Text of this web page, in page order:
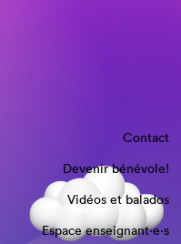
Contact
Devenir bénévole!
Vidéos et balados
Espace enseignant·e⋅s